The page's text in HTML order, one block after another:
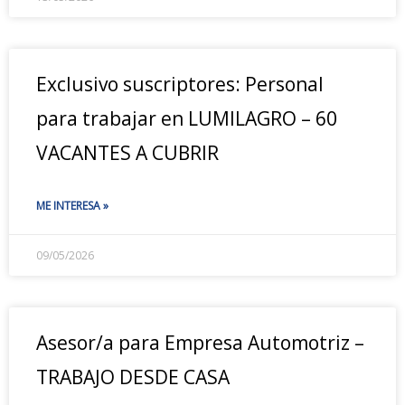
Exclusivo suscriptores: Personal
para trabajar en LUMILAGRO – 60
VACANTES A CUBRIR
ME INTERESA »
09/05/2026
Asesor/a para Empresa Automotriz –
TRABAJO DESDE CASA